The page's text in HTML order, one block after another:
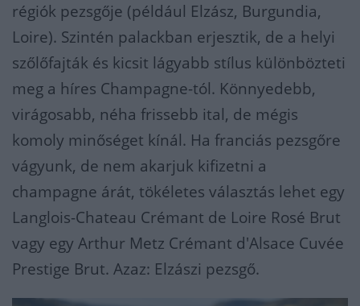
régiók pezsgője (például Elzász, Burgundia,
Loire). Szintén palackban erjesztik, de a helyi
szőlőfajták és kicsit lágyabb stílus különbözteti
meg a híres Champagne-tól. Könnyedebb,
virágosabb, néha frissebb ital, de mégis
komoly minőséget kínál. Ha franciás pezsgőre
vágyunk, de nem akarjuk kifizetni a
champagne árát, tökéletes választás lehet egy
Langlois-Chateau Crémant de Loire Rosé Brut
vagy egy Arthur Metz Crémant d'Alsace Cuvée
Prestige Brut. Azaz: Elzászi pezsgő.